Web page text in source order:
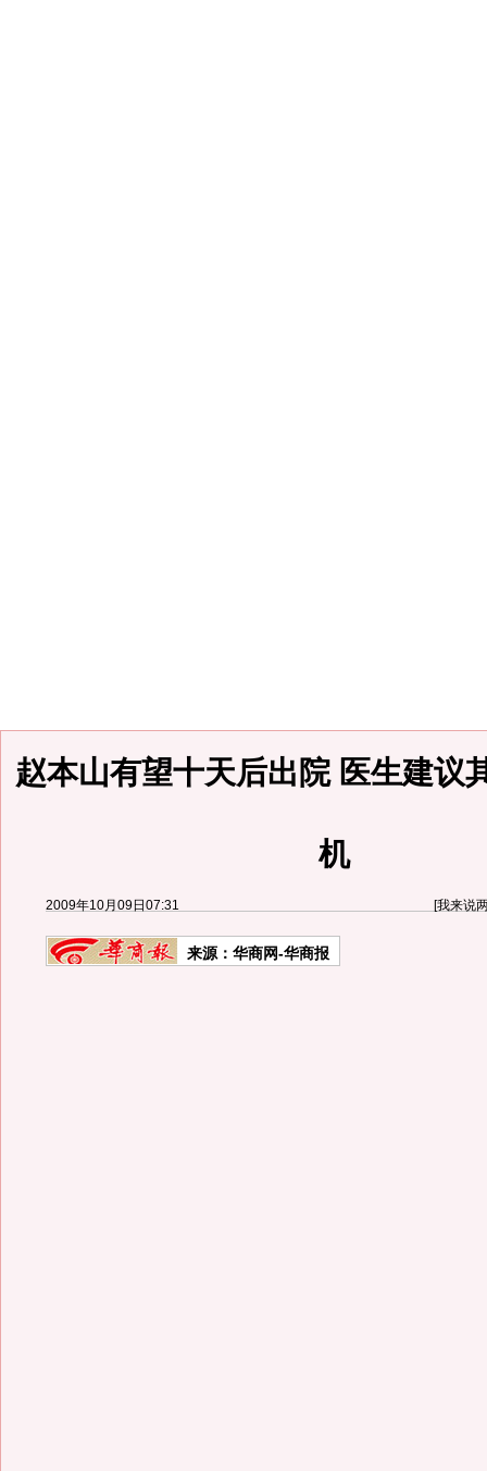
赵本山有望十天后出院 医生建议
机
2009年10月09日07:31 [我来说
来源： 华商网-华商报